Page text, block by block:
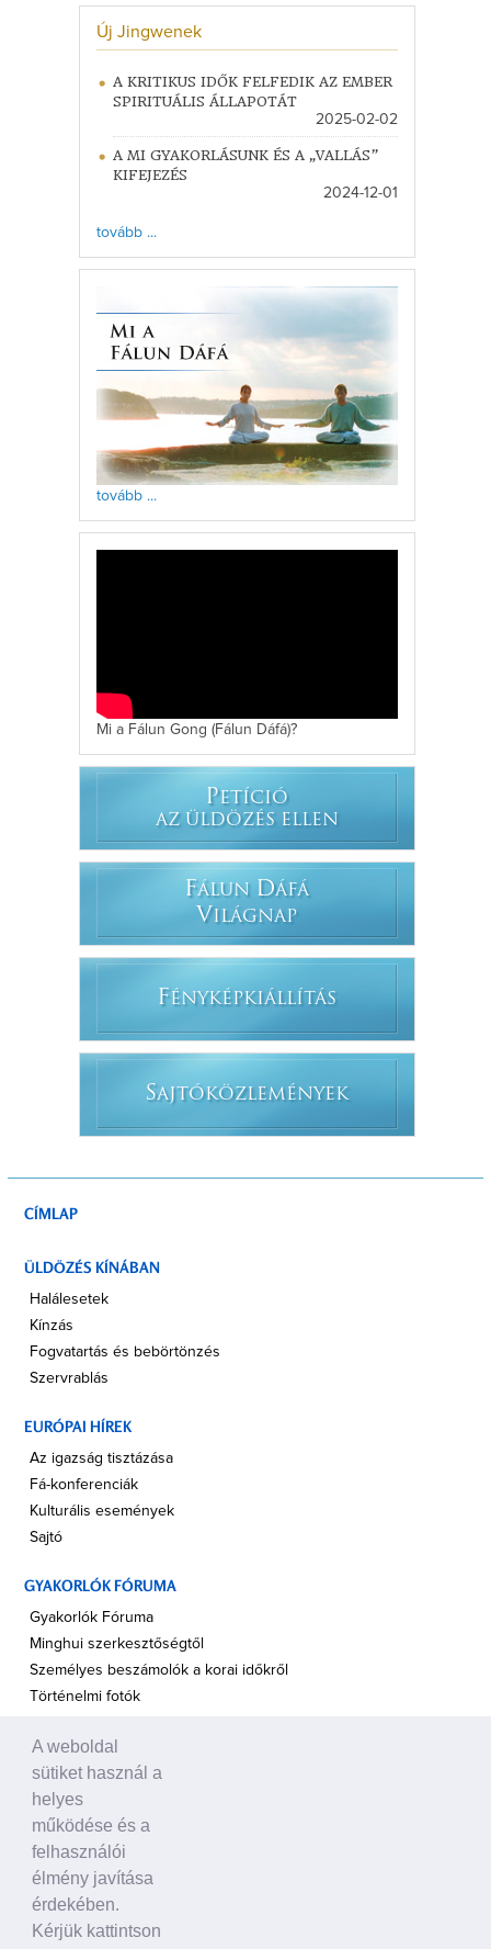
Új Jingwenek
A KRITIKUS IDŐK FELFEDIK AZ EMBER
SPIRITUÁLIS ÁLLAPOTÁT
2025-02-02
A MI GYAKORLÁSUNK ÉS A „VALLÁS”
KIFEJEZÉS
2024-12-01
tovább ...
tovább ...
Mi a Fálun Gong (Fálun Dáfá)?
PETÍCIÓ
AZ ÜLDÖZÉS ELLEN
FÁLUN DÁFÁ
VILÁGNAP
FÉNYKÉPKIÁLLÍTÁS
SAJTÓKÖZLEMÉNYEK
CÍMLAP
ÜLDÖZÉS KÍNÁBAN
Halálesetek
Kínzás
Fogvatartás és bebörtönzés
Szervrablás
EURÓPAI HÍREK
Az igazság tisztázása
Fá-konferenciák
Kulturális események
Sajtó
GYAKORLÓK FÓRUMA
Gyakorlók Fóruma
Minghui szerkesztőségtől
Személyes beszámolók a korai időkről
Történelmi fotók
A TÁMOGATÁS HANGJA
Politikusok
Civil szervezetek, ENSZ
Egyéb
A VILÁG HÍREI
HAGYOMÁNYOS KÍNAI KULTÚRA
A weboldal
sütiket használ a
helyes
működése és a
felhasználói
élmény javítása
érdekében.
Kérjük kattintson